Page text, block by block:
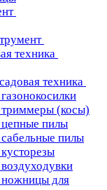
техника
техника
(косы)
пилы
пилы
для